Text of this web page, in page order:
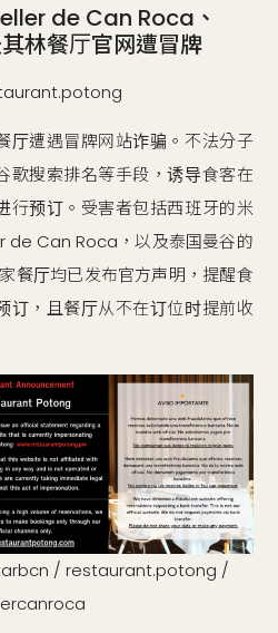
de Can Roca、
林餐厅官网遭冒牌
厅遭遇冒牌网站诈骗。不法分子
歌搜索排名等手段，诱导食客在
行预订。受害者包括西班牙的米
de Can Roca，以及泰国曼谷的
餐厅均已发布官方声明，提醒食
订，且餐厅从不在订位时提前收
/ restaurant.potong /